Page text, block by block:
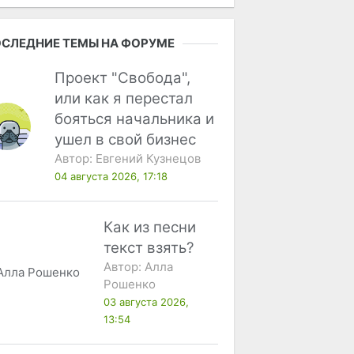
ТЕМЫ НА ФОРУМЕ
Проект "Свобода",
или как я перестал
бояться начальника и
ушел в свой бизнес
Автор: Евгений Кузнецов
04 августа 2026, 17:18
Как из песни
текст взять?
Автор:Алла
Рошенко
03 августа 2026,
13:54